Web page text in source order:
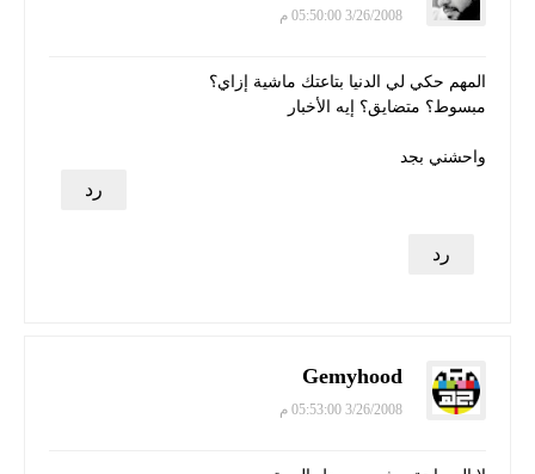
3/26/2008 05:50:00 م
المهم حكي لي الدنيا بتاعتك ماشية إزاي؟
مبسوط؟ متضايق؟ إيه الأخبار
واحشني بجد
رد
رد
Gemyhood
3/26/2008 05:53:00 م